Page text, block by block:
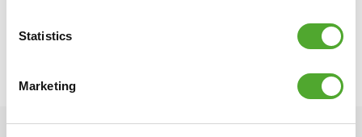
Statistics
Marketing